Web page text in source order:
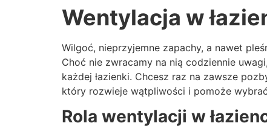
Wentylacja w
Wilgoć, nieprzyjemne zapachy, a nawet
Choć nie zwracamy na nią codziennie
każdej łazienki. Chcesz raz na zawsze
który rozwieje wątpliwości i pomoże
Rola wentylacji w